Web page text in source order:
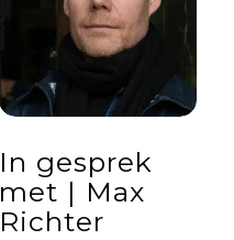
In gesprek
met | Max
Richter